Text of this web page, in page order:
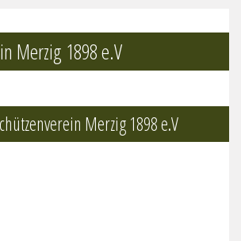
Merzig 1898 e.V
Merzig 1898 e.V